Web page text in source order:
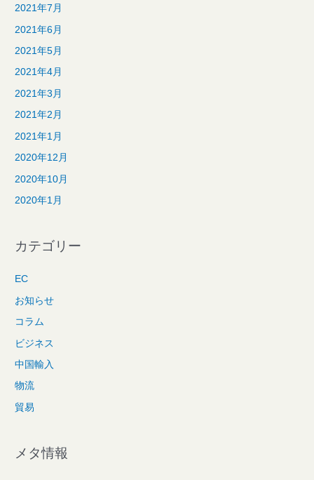
2021年7月
2021年6月
2021年5月
2021年4月
2021年3月
2021年2月
2021年1月
2020年12月
2020年10月
2020年1月
カテゴリー
EC
お知らせ
コラム
ビジネス
中国輸入
物流
貿易
メタ情報